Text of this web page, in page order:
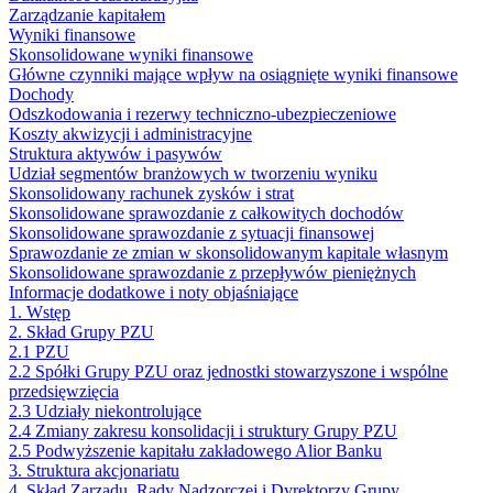
Zarządzanie kapitałem
Wyniki finansowe
Skonsolidowane wyniki finansowe
Główne czynniki mające wpływ na osiągnięte wyniki finansowe
Dochody
Odszkodowania i rezerwy techniczno-ubezpieczeniowe
Koszty akwizycji i administracyjne
Struktura aktywów i pasywów
Udział segmentów branżowych w tworzeniu wyniku
Skonsolidowany rachunek zysków i strat
Skonsolidowane sprawozdanie z całkowitych dochodów
Skonsolidowane sprawozdanie z sytuacji finansowej
Sprawozdanie ze zmian w skonsolidowanym kapitale własnym
Skonsolidowane sprawozdanie z przepływów pieniężnych
Informacje dodatkowe i noty objaśniające
1. Wstęp
2. Skład Grupy PZU
2.1 PZU
2.2 Spółki Grupy PZU oraz jednostki stowarzyszone i wspólne
przedsięwzięcia
2.3 Udziały niekontrolujące
2.4 Zmiany zakresu konsolidacji i struktury Grupy PZU
2.5 Podwyższenie kapitału zakładowego Alior Banku
3. Struktura akcjonariatu